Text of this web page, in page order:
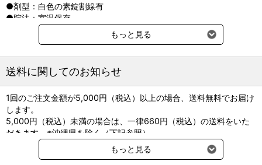
●剤型：白色の素錠割線有
●貯法：室温保存
※後発品なし
もっと見る
送料に関してのお知らせ
1回のご注文金額が5,000円（税込）以上の場合、送料無料でお届け
します。
5,000円（税込）未満の場合は、一律660円（税込）の送料をいた
だきます。※沖縄県を除く（下記参照）
※2017年11月14日（火）より沖縄県へのお届けにつきましては、1
回のご注文金額（税込）が、30,000円以上で配送無料となります。
もっと見る